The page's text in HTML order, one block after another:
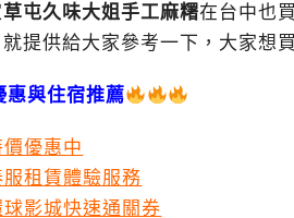
草屯久味大姐手工麻糬在台中也
提供給大家參考一下，大家想
惠與住宿推薦
優惠中
租賃體驗服務
影城快速通關券